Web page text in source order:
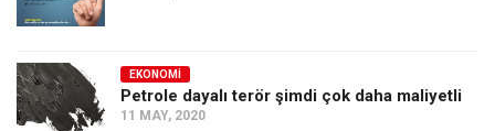
Hayat
Siyaset
Dünya
EKONOMI
Petrole dayalı terör şimdi çok daha maliyetli
11 MAY, 2020